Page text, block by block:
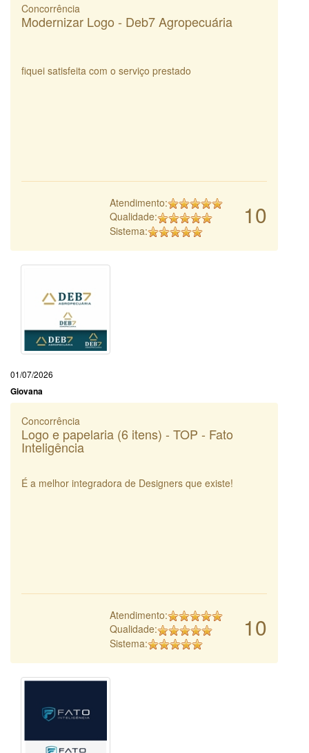
Concorrência
Modernizar Logo - Deb7 Agropecuária
fiquei satisfeita com o serviço prestado
10
Atendimento:
Qualidade:
Sistema:
01/07/2026
Giovana
Concorrência
Logo e papelaria (6 itens) - TOP - Fato
Inteligência
É a melhor integradora de Designers que existe!
10
Atendimento:
Qualidade:
Sistema: